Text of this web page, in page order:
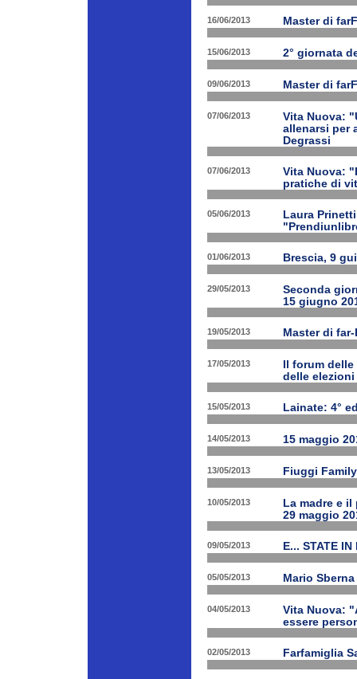
16/06/2013 Master di
15/06/2013 2° giornata
09/06/2013 Master di
07/06/2013
Vita Nuova:
allenarsi per
Degrassi
07/06/2013
Vita Nuova:
pratiche di
05/06/2013
Laura
01/06/2013 Brescia, 9
29/05/2013
Seconda
15 giugno
19/05/2013 Master di
17/05/2013
Il forum
delle elezioni
15/05/2013 Lainate: 4°
14/05/2013 15 maggio
13/05/2013 Fiuggi
10/05/2013
La madre e
29 maggio
09/05/2013 E... STATE
05/05/2013 Mario
04/05/2013
Vita Nuova:
essere
02/05/2013 Farfamiglia